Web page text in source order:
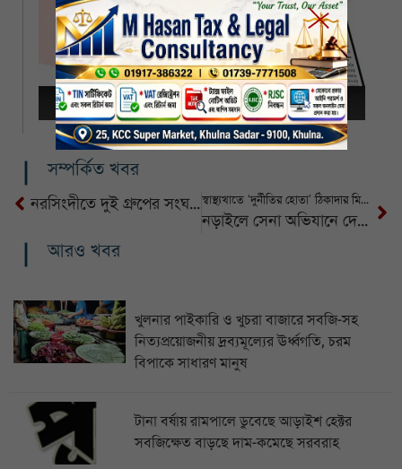
সম্পর্কিত খবর
নরসিংদীতে দুই গ্রুপের সংঘর্ষে নিহত ১, আহত অন্তত ৫ স্বাস্থ্যখাতে ‘দুর্নীতির হোতা’ ঠিকাদার মিঠু ৫ দিনের রিমান্ডে
নড়াইলে সেনা অভিযানে দেশীয় অস্ত্র ও মাদক উদ্ধার, আটক-২
আরও খবর
খুলনার পাইকারি ও খুচরা বাজারে সবজি-সহ
নিত্যপ্রয়োজনীয় দ্রব্যমূল্যের ঊর্ধ্বগতি, চরম
বিপাকে সাধারণ মানুষ
টানা বর্ষায় রামপালে ডুবেছে আড়াইশ হেক্টর
সবজিক্ষেত বাড়ছে দাম-কমেছে সরবরাহ